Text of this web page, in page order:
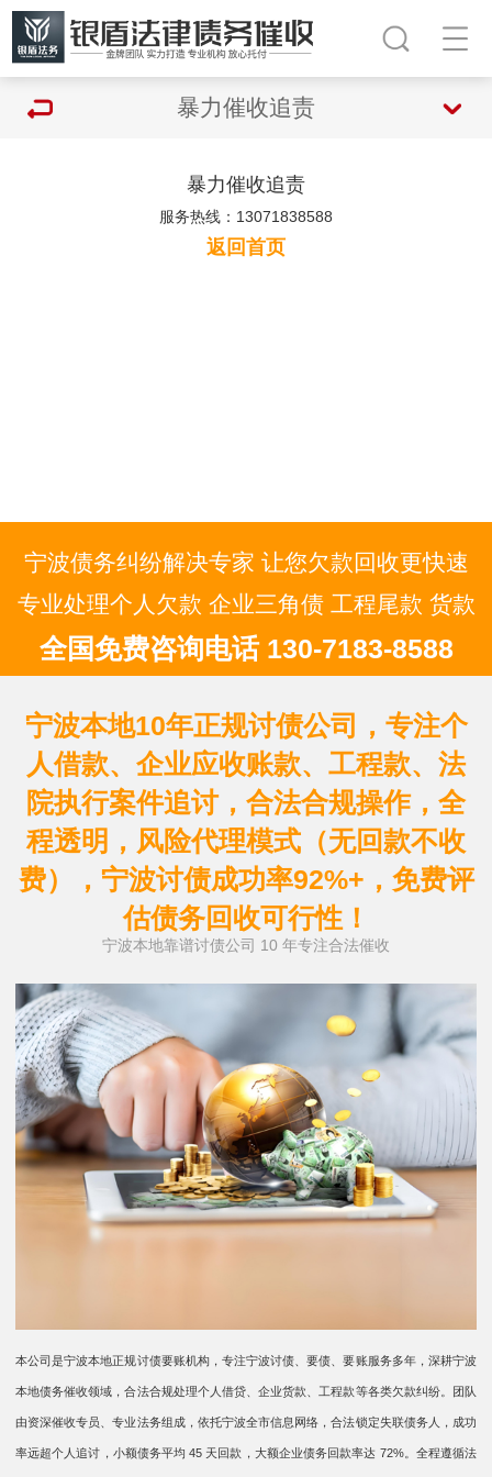
暴力催收追责
暴力催收追责
服务热线：13071838588
返回首页
宁波债务纠纷解决专家 让您欠款回收更快速
专业处理个人欠款 企业三角债 工程尾款 货款
全国免费咨询电话 130-7183-8588
宁波本地10年正规讨债公司，专注个
人借款、企业应收账款、工程款、法
院执行案件追讨，合法合规操作，全
程透明，风险代理模式（无回款不收
费），宁波讨债成功率92%+，免费评
估债务回收可行性！
宁波本地靠谱讨债公司 10 年专注合法催收
本公司是宁波本地正规讨债要账机构，专注宁波讨债、要债、要账服务多年，深耕宁波
本地债务催收领域，合法合规处理个人借贷、企业货款、工程款等各类欠款纠纷。团队
由资深催收专员、专业法务组成，依托宁波全市信息网络，合法锁定失联债务人，成功
率远超个人追讨，小额债务平均 45 天回款，大额企业债务回款率达 72%。全程遵循法